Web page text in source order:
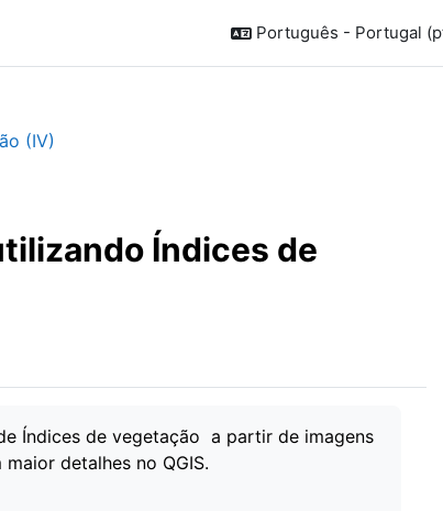
Português - Portugal
(IV)
Índices de
Índices de vegetação a partir de imagens
detalhes no QGIS.